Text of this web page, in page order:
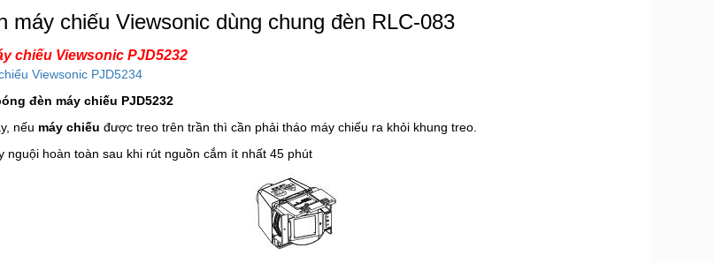
máy chiếu Viewsonic dùng chung đèn RLC-083
chiếu Viewsonic PJD5232
Viewsonic PJD5234
đèn máy chiếu PJD5232
nếu máy chiếu được treo trên trần thì cần phải tháo máy chiếu ra khỏi khung treo.
nguội hoàn toàn sau khi rút nguồn cắm ít nhất 45 phút